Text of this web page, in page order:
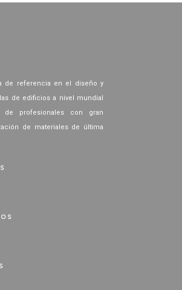
de referencia en el diseño y
de edificios a nivel mundial
profesionales con gran
de materiales de última